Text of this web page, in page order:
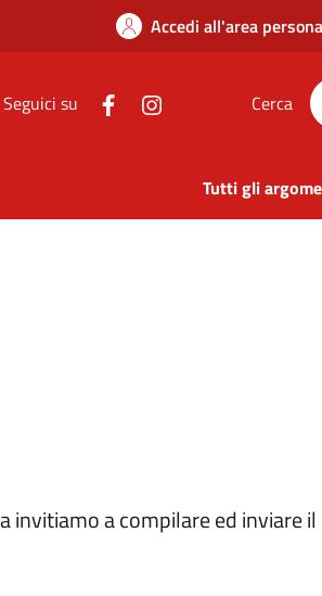
Accedi all'area
Seguici su Cerca
Tutti gli
invitiamo a compilare ed inviare il